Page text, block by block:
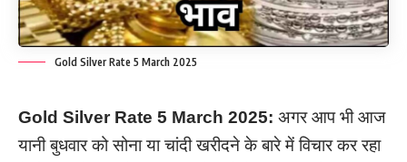
Gold Silver Rate 5 March 2025
Gold Silver Rate 5 March 2025: अगर आप भी आज
यानी बुधवार को सोना या चांदी खरीदने के बारे में विचार कर रहा